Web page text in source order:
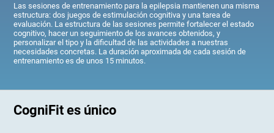
Las sesiones de entrenamiento para la epilepsia mantienen una misma
estructura: dos juegos de estimulación cognitiva y una tarea de
evaluación. La estructura de las sesiones permite fortalecer el estado
cognitivo, hacer un seguimiento de los avances obtenidos, y
personalizar el tipo y la dificultad de las actividades a nuestras
necesidades concretas. La duración aproximada de cada sesión de
entrenamiento es de unos 15 minutos.
CogniFit es único